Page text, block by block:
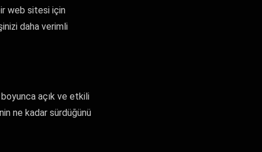
web sitesi için
daha verimli
açık ve etkili
ne kadar sürdüğünü